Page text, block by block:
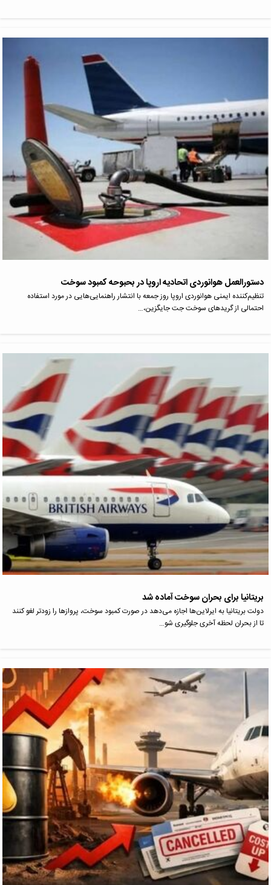
دستورالعمل هوانوردی اتحادیه اروپا در بحبوحه کمبود سوخت
تنظیم‌کننده ایمنی هوانوردی اروپا روز جمعه با انتشار راهنمایی‌هایی در مورد استفاده
احتمالی از گریدهای سوخت جت جایگزین،…
بریتانیا برای بحران سوخت آماده شد
دولت بریتانیا به ایرلاین‌ها اجازه می‌دهد در صورت کمبود سوخت، پروازها را زودتر لغو کنند
تا از بحران لحظه آخری جلوگیری شو…